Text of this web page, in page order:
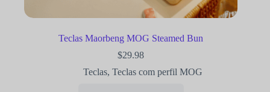
Teclas Maorbeng MOG Steamed Bun
$29.98
Teclas,Teclas com perfil MOG